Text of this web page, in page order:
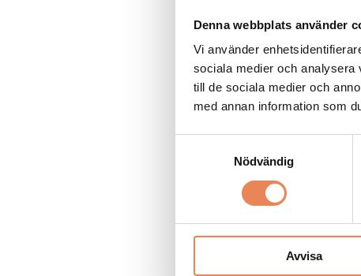
Denna webbplats använder
Vi använder
sociala medier och analysera
till de sociala medier och
med annan information som
Nödvändig
Avvisa
NYHETER | 12 maj 2016
Bokningsboost på
Gå över gatan – till
Wiii, vilken utsikt!